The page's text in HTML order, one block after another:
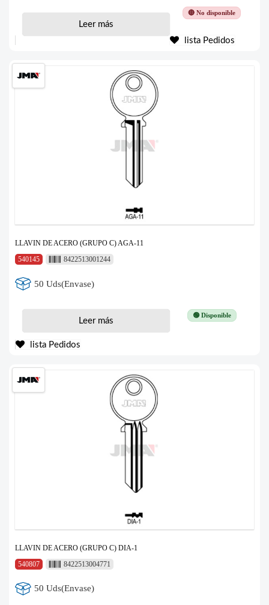
🔴 No disponible
Leer más
lista Pedidos
LLAVIN DE ACERO (GRUPO C) AGA-11
540145
8422513001244
50 Uds(Envase)
🟢 Disponible
Leer más
lista Pedidos
LLAVIN DE ACERO (GRUPO C) DIA-1
540807
8422513004771
50 Uds(Envase)